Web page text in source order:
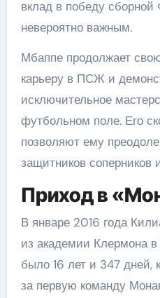
вклад в победу
невероятно важным.
Мбаппе продолжает
карьеру в ПСЖ и
исключительное
футбольном поле. Его
позволяют ему
защитников соперников
Приход в
В январе 2016 года
из академии Клермона
было 16 лет и 347 дней,
за первую команду